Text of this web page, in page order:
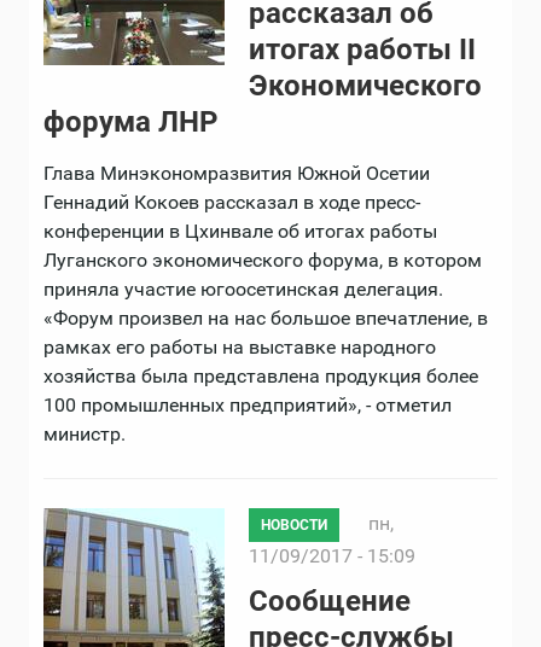
рассказал об
итогах работы II
Экономического
форума ЛНР
Глава Минэкономразвития Южной Осетии
Геннадий Кокоев рассказал в ходе пресс-
конференции в Цхинвале об итогах работы
Луганского экономического форума, в котором
приняла участие югоосетинская делегация.
«Форум произвел на нас большое впечатление, в
рамках его работы на выставке народного
хозяйства была представлена продукция более
100 промышленных предприятий», - отметил
министр.
НОВОСТИ
пн,
11/09/2017 - 15:09
Сообщение
пресс-службы